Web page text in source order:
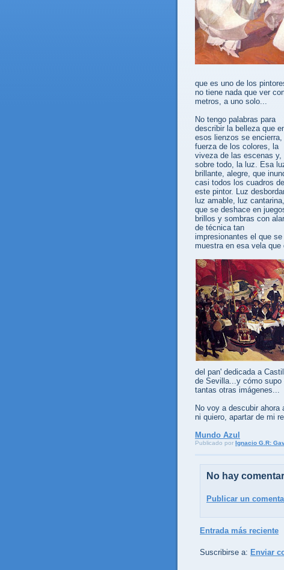
que es uno de los
no tiene nada que ver
metros, a uno solo...
No tengo palabras para
describir la belleza que
esos lienzos se encierra,
fuerza de los colores, la
viveza de las escenas y,
sobre todo, la luz. Esa
brillante, alegre, que
casi todos los cuadros de
este pintor. Luz
luz amable, luz
que se deshace en
brillos y sombras con
de técnica tan
impresionantes el que se
muestra en esa vela que
del pan' dedicada a
de Sevilla...y cómo
tantas otras imágenes...
No voy a descubir
ni quiero, apartar de mi
Mundo Azul
Publicado por Ignacio G.R:
No hay
Publicar un
Entrada más reciente
Suscribirse a: Enviar